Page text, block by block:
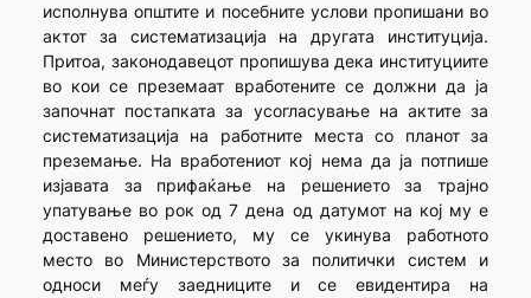
исполнува општите и посебните услови пропишани во
актот за систематизација на другата институција.
Притоа, законодавецот пропишува дека институциите
во кои се преземаат вработените се должни да ја
започнат постапката за усогласување на актите за
систематизација на работните места со планот за
преземање. На вработениот кој нема да ја потпише
изјавата за прифаќање на решението за трајно
упатување во рок од 7 дена од датумот на кој му е
доставено решението, му се укинува работното
место во Министерството за политички систем и
односи меѓу заедниците и се евидентира на